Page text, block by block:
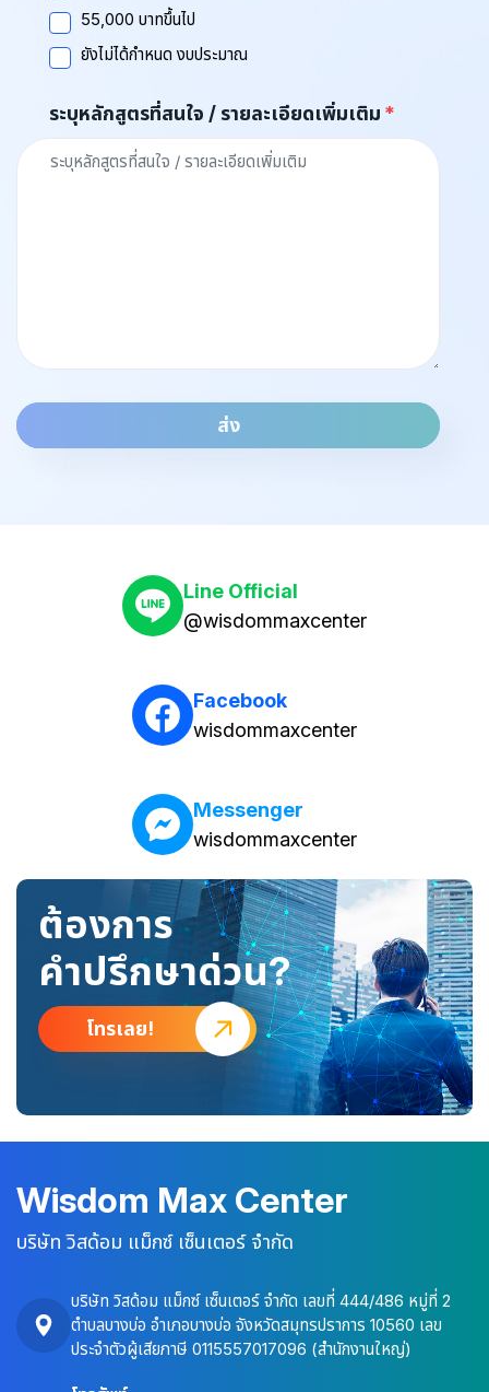
55,000 บาทขึ้นไป
ยังไม่ได้กำหนด งบประมาณ
ระบุหลักสูตรที่สนใจ / รายละเอียดเพิ่มเติม
ส่ง
Line Official
@wisdommaxcenter
Facebook
wisdommaxcenter
Messenger
wisdommaxcenter
ต้องการ
คำปรึกษาด่วน?
โทรเลย!
Wisdom Max Center
บริษัท วิสด้อม แม็กซ์ เซ็นเตอร์ จำกัด
บริษัท วิสด้อม แม็กซ์ เซ็นเตอร์ จำกัด เลขที่ 444/486 หมู่ที่ 2
ตำบลบางบ่อ อำเภอบางบ่อ จังหวัดสมุทรปราการ 10560 เลข
ประจำตัวผู้เสียภาษี 0115557017096 (สำนักงานใหญ่)